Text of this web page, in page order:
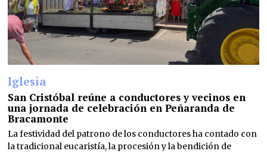
Iglesia
San Cristóbal reúne a conductores y vecinos en
una jornada de celebración en Peñaranda de
Bracamonte
La festividad del patrono de los conductores ha contado con
la tradicional eucaristía, la procesión y la bendición de